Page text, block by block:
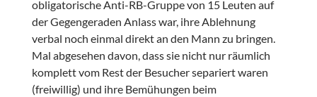
obligatorische Anti-RB-Gruppe von 15 Leuten auf
der Gegengeraden Anlass war, ihre Ablehnung
verbal noch einmal direkt an den Mann zu bringen.
Mal abgesehen davon, dass sie nicht nur räumlich
komplett vom Rest der Besucher separiert waren
(freiwillig) und ihre Bemühungen beim